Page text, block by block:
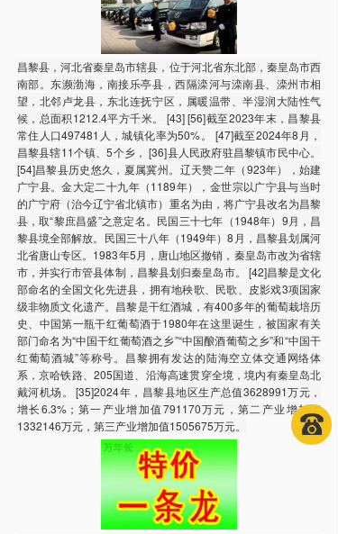
昌黎县，河北省秦皇岛市辖县，位于河北省东北部，秦皇岛市西
南部。东濒渤海，南接乐亭县，西隔滦河与滦南县、滦州市相
望，北邻卢龙县，东北连抚宁区，属暖温带、半湿润大陆性气
候，总面积1212.4平方千米。 [43] [56]截至2023年末，昌黎县
常住人口497481人，城镇化率为50%。 [47]截至2024年8月，
昌黎县辖11个镇、5个乡， [36]县人民政府驻昌黎镇市民中心。
[54]昌黎县历史悠久，夏属冀州。辽天赞二年（923年），始建
广宁县。金大定二十九年（1189年），金世宗以广宁县与当时
的广宁府（治今辽宁省北镇市）重名为由，将广宁县改名为昌黎
县，取“黎庶昌盛”之意定名。民国三十七年（1948年）9月，昌
黎县境全部解放。民国三十八年（1949年）8月，昌黎县划属河
北省唐山专区。1983年5月，唐山地区撤销，秦皇岛市改为省辖
市，并实行市管县体制，昌黎县划归秦皇岛市。 [42]昌黎是文化
部命名的全国文化先进县，拥有地秧歌、民歌、皮影戏3项国家
级非物质文化遗产。昌黎是干红酒城，有400多年的葡萄栽培历
史、中国第一瓶干红葡萄酒于1980年在这里诞生，被国家有关
部门命名为“中国干红葡萄酒之乡”“中国酿酒葡萄之乡”和“中国干
红葡萄酒城”等称号。昌黎拥有发达的陆海空立体交通网络体
系，京哈铁路、205国道、沿海高速贯穿全境，境内有秦皇岛北
戴河机场。 [35]2024年，昌黎县地区生产总值3628991万元，
增长6.3%；第一产业增加值791170万元，第二产业增加值
1332146万元，第三产业增加值1505675万元。